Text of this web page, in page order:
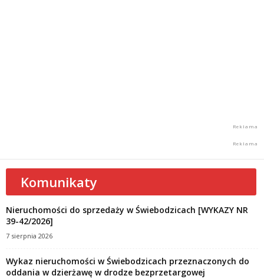
Komunikaty
Nieruchomości do sprzedaży w Świebodzicach [WYKAZY NR
39-42/2026]
7 sierpnia 2026
Wykaz nieruchomości w Świebodzicach przeznaczonych do
oddania w dzierżawę w drodze bezprzetargowej